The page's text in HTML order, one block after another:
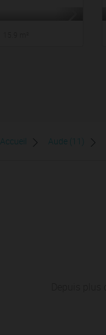
Accueil Aude (11)